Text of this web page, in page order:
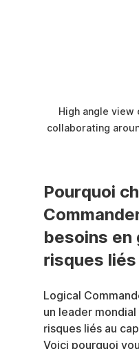
High angle
collaborating
Pourquoi
besoins en
risques liés
Logical
un leader
risques liés au
Voici pourquoi